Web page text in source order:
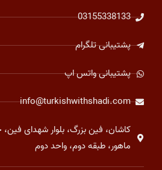
03155338133
پشتیبانی تلگرام
پشتیبانی واتس اپ
info@turkishwithshadi.com
کاشان، فین بزرگ، بلوار شهدای فین،
ماهور، طبقه دوم، واحد دوم